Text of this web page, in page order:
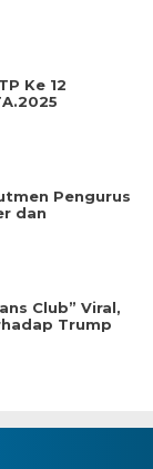
Ke 12
Pengurus
dan
Club” Viral,
Trump